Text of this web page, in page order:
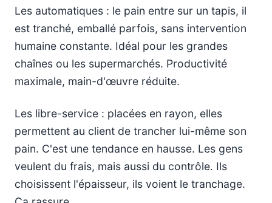
Les automatiques : le pain entre sur un tapis, il
est tranché, emballé parfois, sans intervention
humaine constante. Idéal pour les grandes
chaînes ou les supermarchés. Productivité
maximale, main-d'œuvre réduite.
Les libre-service : placées en rayon, elles
permettent au client de trancher lui-même son
pain. C'est une tendance en hausse. Les gens
veulent du frais, mais aussi du contrôle. Ils
choisissent l'épaisseur, ils voient le tranchage.